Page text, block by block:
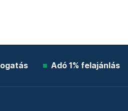
Adó 1% felajánlás